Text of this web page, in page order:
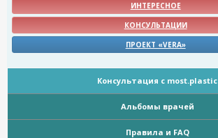
ИНТЕРЕСНОЕ
КОНСУЛЬТАЦИИ
ПРОЕКТ «VERA»
Консультация с most.plastic
Альбомы врачей
Правила и FAQ